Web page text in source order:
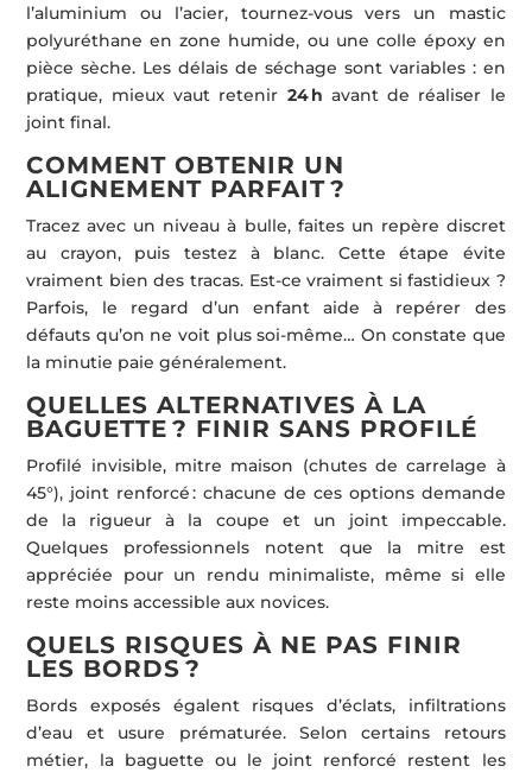
l’aluminium ou l’acier, tournez-vous vers un mastic
polyuréthane en zone humide, ou une colle époxy en
pièce sèche. Les délais de séchage sont variables : en
pratique, mieux vaut retenir 24 h avant de réaliser le
joint final.
COMMENT OBTENIR UN
ALIGNEMENT PARFAIT ?
Tracez avec un niveau à bulle, faites un repère discret
au crayon, puis testez à blanc. Cette étape évite
vraiment bien des tracas. Est-ce vraiment si fastidieux ?
Parfois, le regard d’un enfant aide à repérer des
défauts qu’on ne voit plus soi-même… On constate que
la minutie paie généralement.
QUELLES ALTERNATIVES À LA
BAGUETTE ? FINIR SANS PROFILÉ
Profilé invisible, mitre maison (chutes de carrelage à
45°), joint renforcé : chacune de ces options demande
de la rigueur à la coupe et un joint impeccable.
Quelques professionnels notent que la mitre est
appréciée pour un rendu minimaliste, même si elle
reste moins accessible aux novices.
QUELS RISQUES À NE PAS FINIR
LES BORDS ?
Bords exposés égalent risques d’éclats, infiltrations
d’eau et usure prématurée. Selon certains retours
métier, la baguette ou le joint renforcé restent les